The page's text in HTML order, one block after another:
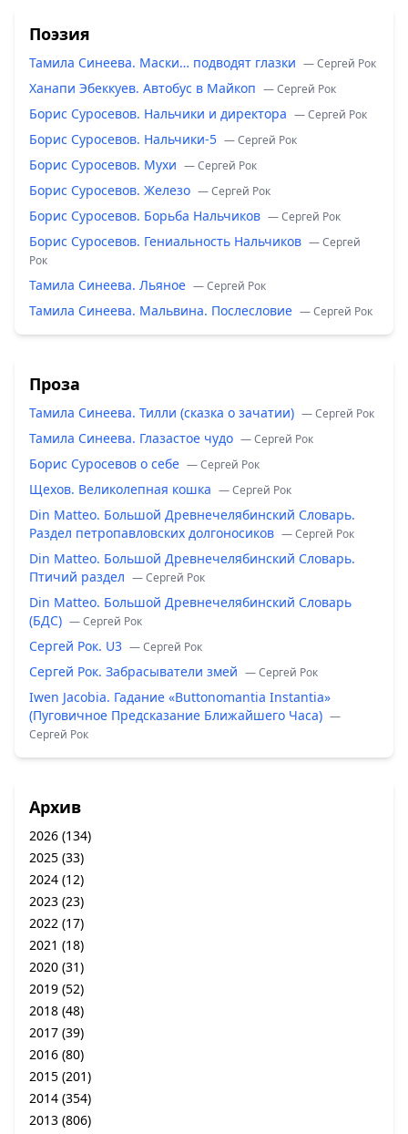
Поэзия
Тамила Синеева. Маски… подводят глазки — Сергей Рок
Ханапи Эбеккуев. Автобус в Майкоп — Сергей Рок
Борис Суросевов. Нальчики и директора — Сергей Рок
Борис Суросевов. Нальчики-5 — Сергей Рок
Борис Суросевов. Мухи — Сергей Рок
Борис Суросевов. Железо — Сергей Рок
Борис Суросевов. Борьба Нальчиков — Сергей Рок
Борис Суросевов. Гениальность Нальчиков — Сергей
Рок
Тамила Синеева. Льяное — Сергей Рок
Тамила Синеева. Мальвина. Послесловие — Сергей Рок
Проза
Тамила Синеева. Тилли (сказка о зачатии) — Сергей Рок
Тамила Синеева. Глазастое чудо — Сергей Рок
Борис Суросевов о себе — Сергей Рок
Щехов. Великолепная кошка — Сергей Рок
Din Matteo. Большой Древнечелябинский Словарь.
Раздел петропавловских долгоносиков — Сергей Рок
Din Matteo. Большой Древнечелябинский Словарь.
Птичий раздел — Сергей Рок
Din Matteo. Большой Древнечелябинский Словарь
(БДС) — Сергей Рок
Сергей Рок. U3 — Сергей Рок
Сергей Рок. Забрасыватели змей — Сергей Рок
Iwen Jacobia. Гадание «Buttonomantia Instantia»
(Пуговичное Предсказание Ближайшего Часа) —
Сергей Рок
Архив
2026 (134)
2025 (33)
2024 (12)
2023 (23)
2022 (17)
2021 (18)
2020 (31)
2019 (52)
2018 (48)
2017 (39)
2016 (80)
2015 (201)
2014 (354)
2013 (806)